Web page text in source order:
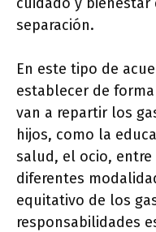
separación.
En este tipo de
establecer de
van a repartir los
hijos, como la
salud, el ocio,
diferentes
equitativo de los
responsabilidades